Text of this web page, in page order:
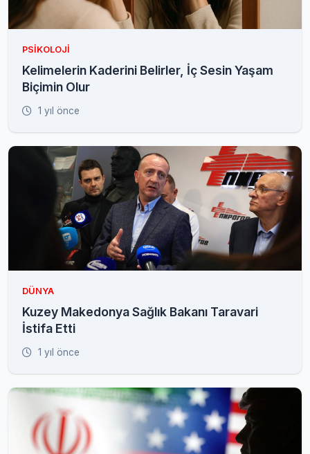
PSIKOLOJI
Kelimelerin Kaderini Belirler, İç Sesin Yaşam
Biçimin Olur
1 yıl önce
DÜNYA
Kuzey Makedonya Sağlık Bakanı Taravari
İstifa Etti
1 yıl önce